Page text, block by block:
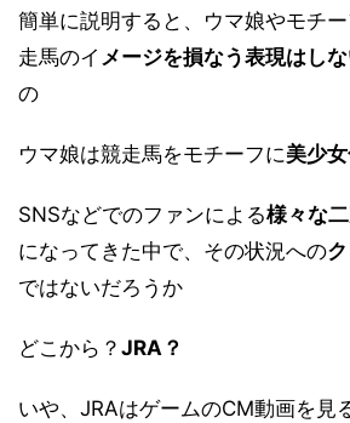
簡単に説明すると、ウマ娘やモチ
走馬のイ メージを損なう表現はし
の
ウマ娘は競走馬をモチーフに美少
SNSなどでのファンによる様々な
になってきた中で、その状況への
ではないだろうか
どこから？ JRA？
いや、JRAはゲームのCM動画を見